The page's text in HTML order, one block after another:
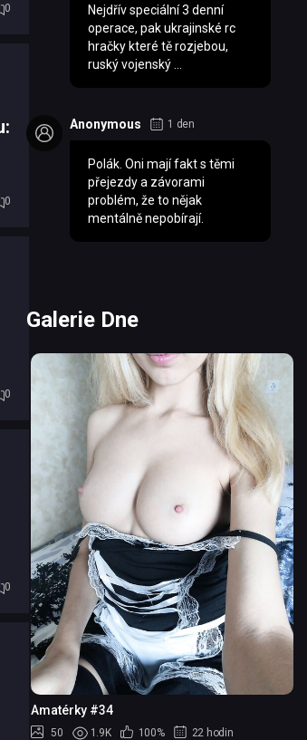
0
0
0
0
Nejdřív speciální 3 denní
operace, pak ukrajinské rc
hračky které tě rozjebou,
ruský vojenský ...
Anonymous 1 den
Polák. Oni mají fakt s těmi
přejezdy a závorami
problém, že to nějak
mentálně nepobírají.
Galerie Dne
Amatérky #34
50 1.9K 100% 22 hodin